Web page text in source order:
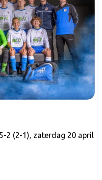
2 (2-1), zaterdag 20 april